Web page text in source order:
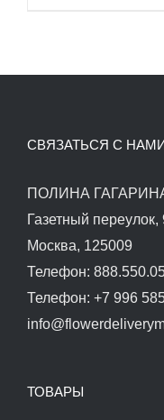
СВЯЗАТЬСЯ С
ПОЛИНА
Газетный переулок,
Москва, 125009
Телефон:
Телефон: +7 996
ТОВАРЫ